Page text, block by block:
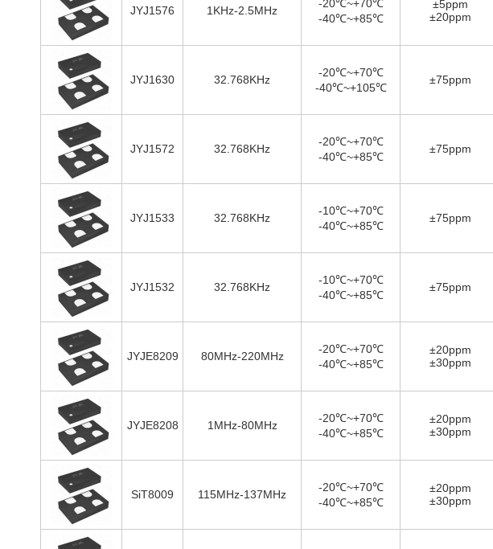
JYJ1576 1KHz-2.5MHz
-20℃~+70℃
-40℃~+85℃
±5ppm
±20ppm
JYJ1630 32.768KHz
-20℃~+70℃
-40℃~+105℃
±75ppm
JYJ1572 32.768KHz
-20℃~+70℃
-40℃~+85℃
±75ppm
JYJ1533 32.768KHz
-10℃~+70℃
-40℃~+85℃
±75ppm
JYJ1532 32.768KHz
-10℃~+70℃
-40℃~+85℃
±75ppm
JYJE8209 80MHz-220MHz
-20℃~+70℃
-40℃~+85℃
±20ppm
±30ppm
JYJE8208 1MHz-80MHz
-20℃~+70℃
-40℃~+85℃
±20ppm
±30ppm
SiT8009 115MHz-137MHz
-20℃~+70℃
-40℃~+85℃
±20ppm
±30ppm